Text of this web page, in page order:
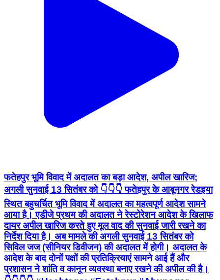
फतेहपुर भूमि विवाद में अदालत का बड़ा आदेश, अपील खारिज;
अगली सुनवाई 13 सितंबर को 👇👇👇 फतेहपुर के आबूनगर रेडइया
स्थित बहुचर्चित भूमि विवाद में अदालत का महत्वपूर्ण आदेश सामने
आया है। एडीजे प्रथम की अदालत ने रेस्टोरेशन आदेश के खिलाफ
दायर अपील खारिज करते हुए मूल वाद की सुनवाई जारी रखने का
निर्देश दिया है। अब मामले की अगली सुनवाई 13 सितंबर को
सिविल जज (सीनियर डिवीजन) की अदालत में होगी। अदालत के
आदेश के बाद दोनों पक्षों की प्रतिक्रियाएं सामने आई हैं और
प्रशासन ने शांति व कानून व्यवस्था बनाए रखने की अपील की है।